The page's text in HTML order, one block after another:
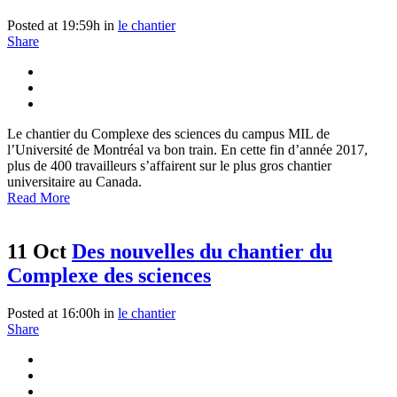
Posted at 19:59h in le chantier
Share
Le chantier du Complexe des sciences du campus MIL de
l’Université de Montréal va bon train. En cette fin d’année 2017,
plus de 400 travailleurs s’affairent sur le plus gros chantier
universitaire au Canada.
Read More
11 Oct Des nouvelles du chantier du
Complexe des sciences
Posted at 16:00h in le chantier
Share